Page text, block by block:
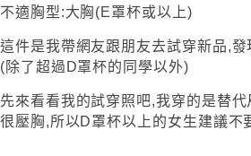
不適胸型:大胸(E罩杯或以上)
這件是我帶網友跟朋友去試穿新品,
(除了超過D罩杯的同學以外)
先來看看我的試穿照吧,我穿的是替
很壓胸,所以D罩杯以上的女生建議不